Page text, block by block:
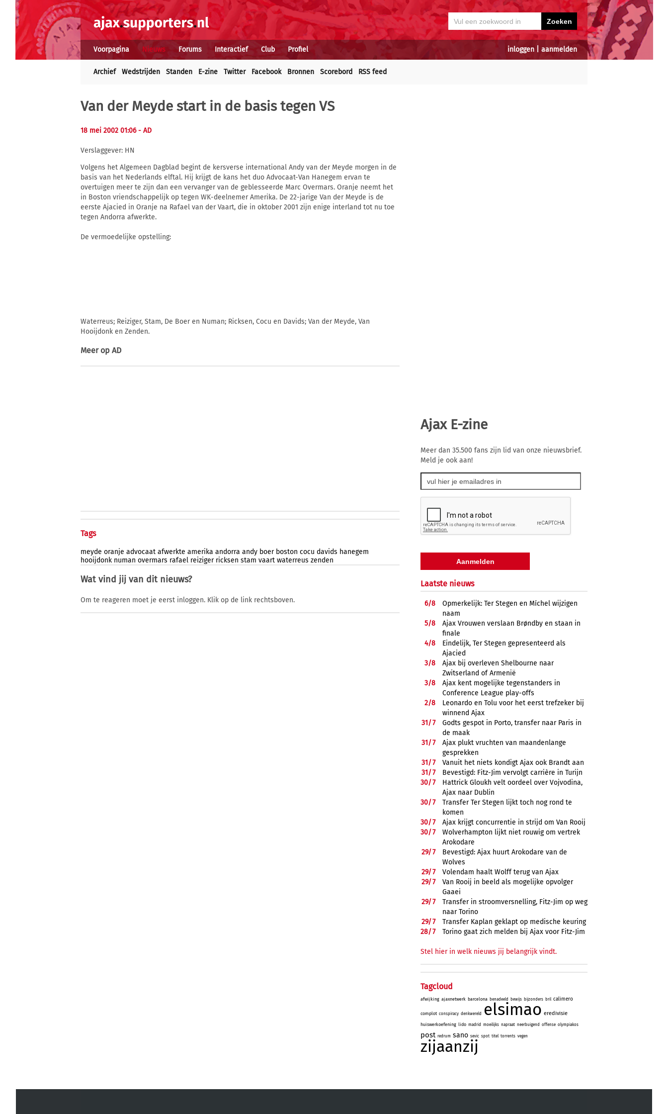
inloggen aanmelden
Voorpagina Nieuws Forums Interactief Club Profiel
Archief Wedstrijden Standen E-zine Twitter Facebook Bronnen Scorebord RSS feed
Van der Meyde start in de basis tegen VS
18 mei 2002 01:06- AD
Verslaggever: HN
Volgens het Algemeen Dagblad begint de kersverse international Andy van der Meyde morgen in de
basis van het Nederlands elftal. Hij krijgt de kans het duo Advocaat-Van Hanegem ervan te
overtuigen meer te zijn dan een vervanger van de geblesseerde Marc Overmars. Oranje neemt het
in Boston vriendschappelijk op tegen WK-deelnemer Amerika. De 22-jarige Van der Meyde is de
eerste Ajacied in Oranje na Rafael van der Vaart, die in oktober 2001 zijn enige interland tot nu toe
tegen Andorra afwerkte.
De vermoedelijke opstelling:
Waterreus; Reiziger, Stam, De Boer en Numan; Ricksen, Cocu en Davids; Van der Meyde, Van
Hooijdonk en Zenden.
Meer op AD
Tags
meyde oranje advocaat afwerkte amerika andorra andy boer boston cocu davids hanegem
hooijdonk numan overmars rafael reiziger ricksen stam vaart waterreus zenden
Wat vind jij van dit nieuws?
Om te reageren moet je eerst inloggen. Klik op de link rechtsboven.
Ajax E-zine
Meer dan 35.500 fans zijn lid van onze nieuwsbrief.
Meld je ook aan!
Laatste nieuws
6/8
Opmerkelijk: Ter Stegen en Míchel wijzigen
naam
5/8
Ajax Vrouwen verslaan Brøndby en staan in
finale
4/8
Eindelijk, Ter Stegen gepresenteerd als
Ajacied
3/8
Ajax bij overleven Shelbourne naar
Zwitserland of Armenië
3/8
Ajax kent mogelijke tegenstanders in
Conference League play-offs
2/8
Leonardo en Tolu voor het eerst trefzeker bij
winnend Ajax
31/7
Godts gespot in Porto, transfer naar Paris in
de maak
31/7
Ajax plukt vruchten van maandenlange
gesprekken
31/7
Vanuit het niets kondigt Ajax ook Brandt aan
31/7
Bevestigd: Fitz-Jim vervolgt carrière in Turijn
30/7
Hattrick Gloukh velt oordeel over Vojvodina,
Ajax naar Dublin
30/7
Transfer Ter Stegen lijkt toch nog rond te
komen
30/7
Ajax krijgt concurrentie in strijd om Van Rooij
30/7
Wolverhampton lijkt niet rouwig om vertrek
Arokodare
29/7
Bevestigd: Ajax huurt Arokodare van de
Wolves
29/7
Volendam haalt Wolff terug van Ajax
29/7
Van Rooij in beeld als mogelijke opvolger
Gaaei
29/7
Transfer in stroomversnelling, Fitz-Jim op weg
naar Torino
29/7
Transfer Kaplan geklapt op medische keuring
28/7 Torino gaat zich melden bij Ajax voor Fitz-Jim
Stel hier in welk nieuws jij belangrijk vindt.
Tagcloud
afwijking ajaxnetwerk barcelona benadeeld bewijs bijzonders bril calimero
complot conspiracy denkwereld elsimao eredivisie
huiswerkoefening lido madrid moeilijks napraat neerbuigend offense olympiakos
post redrum sano sevic spot titel torrents vegen
zijaanzij